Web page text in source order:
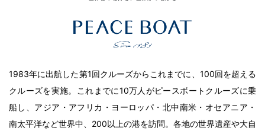
1983年に出航した第1回クルーズからこれまでに、100回を超える
クルーズを実施。これまでに10万人がピースボートクルーズに乗
船し、アジア・アフリカ・ヨーロッパ・北中南米・オセアニア・
南太平洋など世界中、200以上の港を訪問。各地の世界遺産や大自